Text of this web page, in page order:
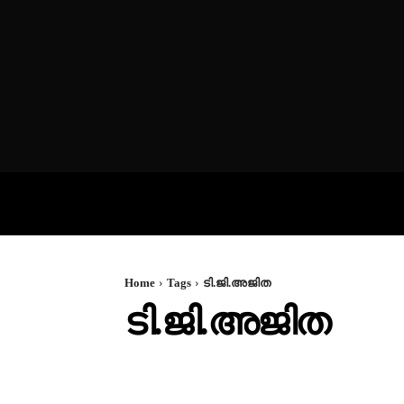
Home Tags ടി.ജി.അജിത
ടി.ജി.അജിത